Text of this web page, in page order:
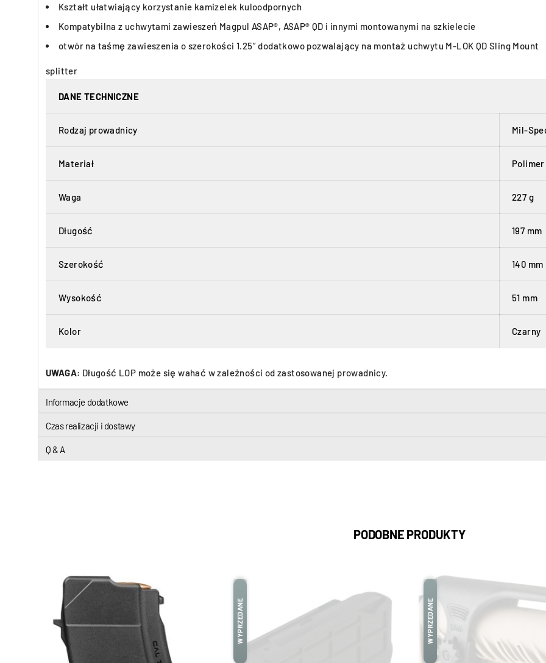
Kształt ułatwiający korzystanie kamizelek kuloodpornych
Kompatybilna z uchwytami zawieszeń Magpul ASAP®, ASAP® QD i innymi montowanymi na szkielecie
otwór na taśmę zawieszenia o szerokości 1.25” dodatkowo pozwalający na montaż uchwytu M-LOK QD Sling Mount
splitter
DANE TECHNICZNE
Rodzaj prowadnicy Mil-
Materiał Polimer
Waga 227 g
Długość 197 mm
Szerokość 140 mm
Wysokość 51 mm
Kolor Czarny
UWAGA: Długość LOP może się wahać w zależności od zastosowanej prowadnicy.
Informacje dodatkowe
Czas realizacji i dostawy
Q & A
PODOBNE PRODUKTY
WYPRZEDANE WYPRZEDANE